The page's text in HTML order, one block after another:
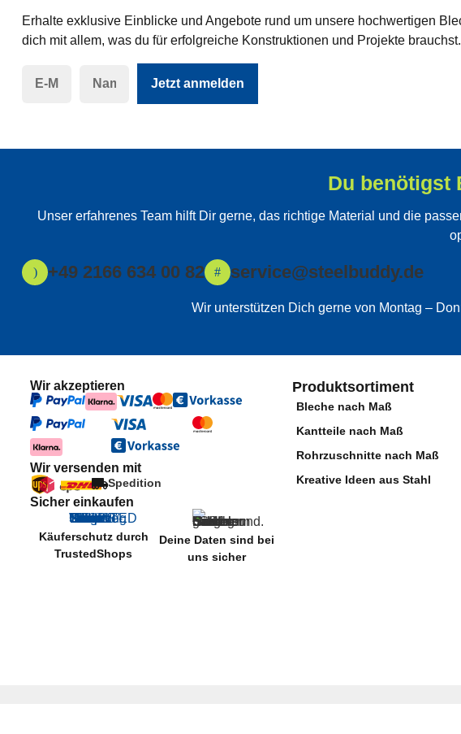
Erhalte exklusive Einblicke und Angebote rund um unsere hochwertigen
dich mit allem, was du für erfolgreiche Konstruktionen und Projekte brauchst.
Jetzt anmelden
Du benötigst
Unser erfahrenes Team hilft Dir gerne, das richtige Material und die
+49 2166 634 00 82 service@steelbuddy.de
Wir unterstützen Dich gerne von Montag –
Wir akzeptieren
Wir versenden mit
Spedition
Sicher einkaufen
Käuferschutz durch
TrustedShops
Deine Daten sind bei
uns sicher
Produktsortiment
Bleche nach Maß
Kantteile nach Maß
Rohrzuschnitte nach Maß
Kreative Ideen aus Stahl